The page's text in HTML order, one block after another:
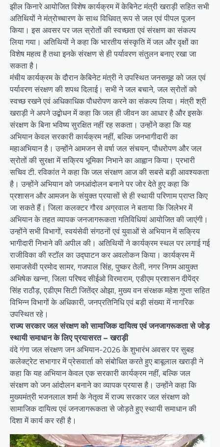
झील किनारे आयोजित विशेष कार्यक्रम में केबिनेट मंत्री खराड़ी सहित सभी
अतिथियों ने मंत्रोच्चारण के साथ विधिवत् रूप से जल एवं पीपल पूजन
किया। इस अवसर पर जल स्रोतों की स्वच्छता एवं संरक्षण का संकल्प
लिया गया। अतिथियों ने कहा कि भारतीय संस्कृति में जल और वृक्षों का
विशेष महत्व है तथा इनके संरक्षण से ही पर्यावरण संतुलन बनाए रखा जा
सकता है।
मंचीय कार्यक्रम के दौरान केबिनेट मंत्री ने उपस्थित जनसमूह को जल एवं
पर्यावरण संरक्षण की शपथ दिलाई। सभी ने जल बचाने, जल स्रोतों को
स्वच्छ रखने एवं अधिकाधिक पौधरोपण करने का संकल्प लिया। मंत्री श्री
खराड़ी ने अपने उद्बोधन में कहा कि जल ही जीवन का आधार है और इसके
संरक्षण के बिना भविष्य सुरक्षित नहीं रह सकता। उन्होंने कहा कि यह
अभियान केवल सरकारी कार्यक्रम नहीं, बल्कि जनभागीदारी का
महाअभियान है। उन्होंने आमजन से वर्षा जल संचयन, पौधरोपण और जल
स्रोतों की सुरक्षा में सक्रिय भूमिका निभाने का आह्वान किया। प्रभारी
सचिव टी. रविकांत ने कहा कि जल संरक्षण आज की सबसे बड़ी आवश्यकता
है। उन्होंने अभियान को जनआंदोलन बनाने पर जोर देते हुए कहा कि
प्रशासन और आमजन के संयुक्त प्रयासों से ही स्थायी परिणाम प्राप्त किए
जा सकते हैं। जिला कलक्टर गौरव अग्रवाल ने बताया कि जिलेभर में
अभियान के तहत व्यापक जनजागरूकता गतिविधियां आयोजित की जाएंगी।
उन्होंने सभी विभागों, स्वयंसेवी संगठनों एवं युवाओं से अभियान में सक्रिय
भागीदारी निभाने की अपील की। अतिथियों ने कार्यक्रम स्थल पर लगाई गई
राजीविका की स्टॉल का उद्घाटन कर अवलोकन किया। कार्यक्रम में
समाजसेवी प्रमोद सामर, गजपाल सिंह, पुष्कर तेली, नगर निगम आयुक्त
अभिषेक खन्ना, जिला परिषद सीईओ विरमाराम, एडीएम प्रशासन दीपेंद्र
सिंह राठौड़, एडीएम सिटी जितेंद्र ओझा, मुख्य वन संरक्षक महेश गुप्ता सहित
विभिन्न विभागों के अधिकारी, जनप्रतिनिधि एवं बड़ी संख्या में नागरिक
उपस्थित रहे।
राज्य सरकार जल संरक्षण को सामाजिक दायित्व एवं जनजागरूकता से जोड़
स्थायी समाधान के लिए प्रयासरत – खराड़ी
वंदे गंगा जल संरक्षण जन अभियान-2026 के शुभारंभ अवसर पर सुबह
कलेक्ट्रेट सभागार में प्रेसवार्ता को संबोधित करते हुए बाबूलाल खराड़ी ने
कहा कि यह अभियान केवल एक सरकारी कार्यक्रम नहीं, बल्कि जल
संरक्षण को जन आंदोलन बनाने का व्यापक प्रयास है। उन्होंने कहा कि
मुख्यमंत्री भजनलाल शर्मा के नेतृत्व में राज्य सरकार जल संरक्षण को
सामाजिक दायित्व एवं जनजागरूकता से जोड़ते हुए स्थायी समाधान की
दिशा में कार्य कर रही है।